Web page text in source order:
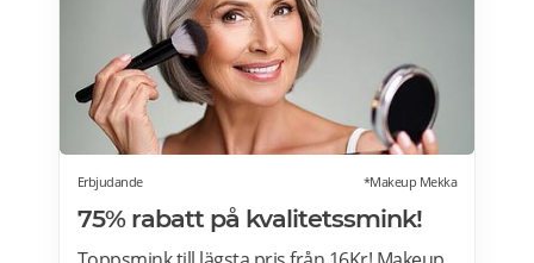
blekmedel innehållande karbamidperoxid
och väteperoxid kan ge. Prenumerera på
Dentaworks nyhetsbrev och få 50 kr rabatt
(gäller beställningar över 300 kr).
Rabattkoden skickas direkt till din e-post.
Erbjudande *Makeup Mekka
75% rabatt på kvalitetssmink!